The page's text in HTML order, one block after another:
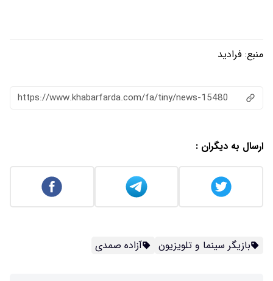
منبع: فرادید
https://www.khabarfarda.com/fa/tiny/news-15480
ارسال به دیگران :
بازیگر سینما و تلویزیون آزاده صمدی